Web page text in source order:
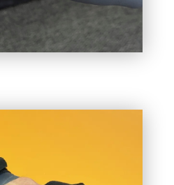
Gastronomie von Vorteil ist.
UNTERARM-ORTHESEN